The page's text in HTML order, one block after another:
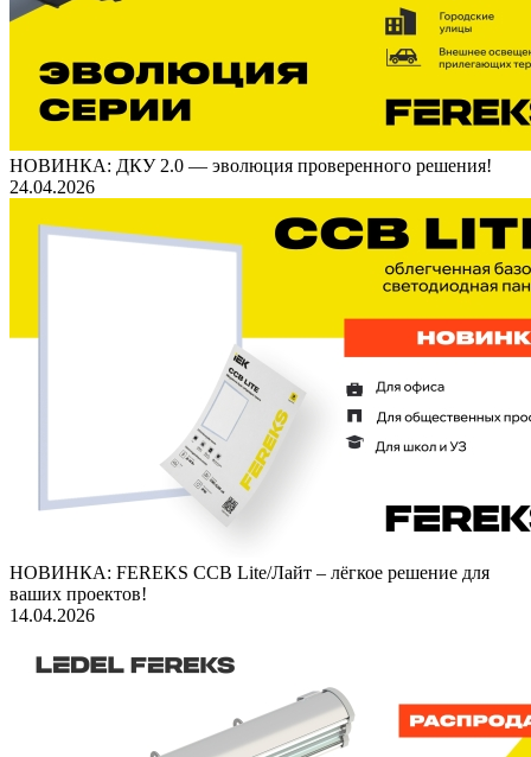
НОВИНКА: ДКУ 2.0 — эволюция проверенного решения!
24.04.2026
НОВИНКА: FEREKS ССВ Lite/Лайт – лёгкое решение для
ваших проектов!
14.04.2026